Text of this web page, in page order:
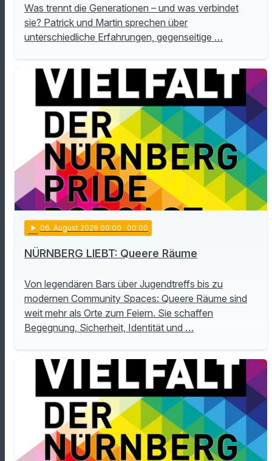
Was trennt die Generationen – und was verbindet
sie? Patrick und Martin sprechen über
unterschiedliche Erfahrungen, gegenseitige …
play_arrow 06. August 2026 00:00 · 00:00
NÜRNBERG LIEBT: Queere Räume
Von legendären Bars über Jugendtreffs bis zu
modernen Community Spaces: Queere Räume sind
weit mehr als Orte zum Feiern. Sie schaffen
Begegnung, Sicherheit, Identität und …